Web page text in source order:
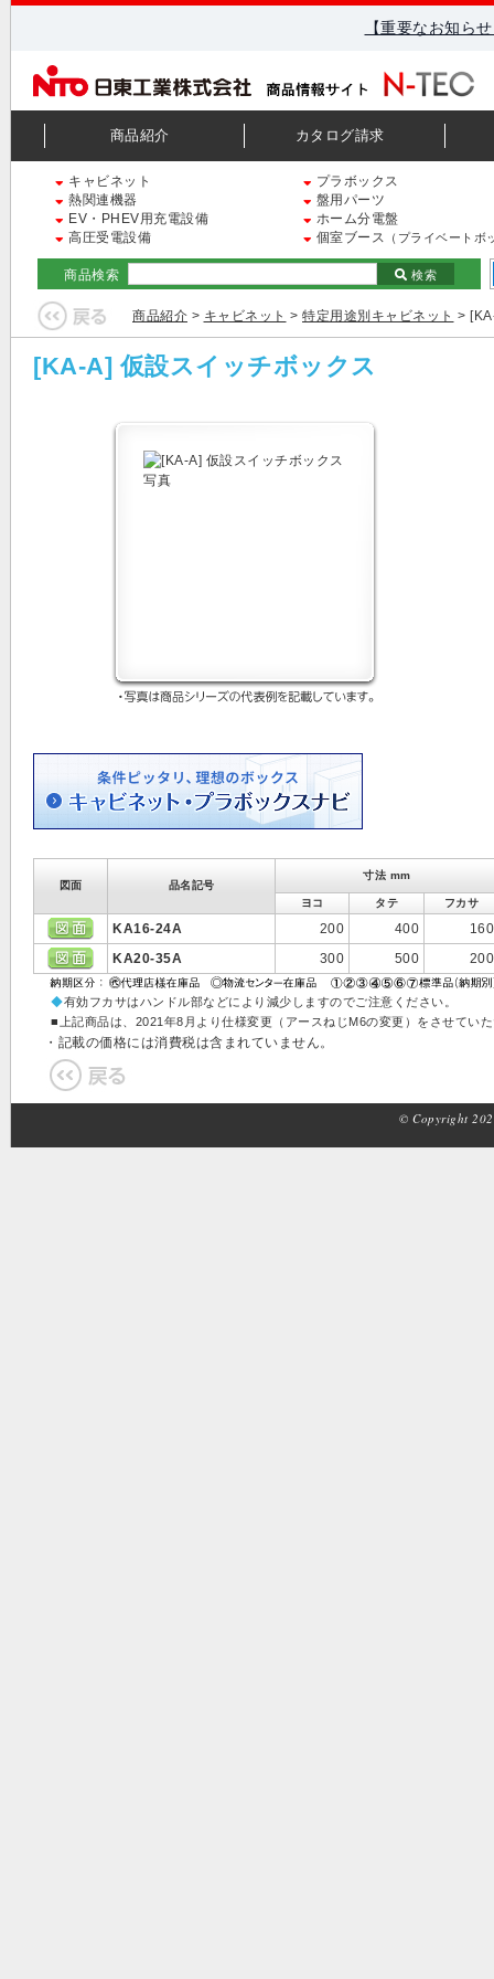
【重要なお知ら
商品紹介 カタログ請求
キャビネット
プラボックス
熱関連機器
盤用パーツ
EV・PHEV用充電設備
ホーム分電盤
高圧受電設備
個室ブース （プライベートボ
商品検索 検索
商品紹介 > キャビネット > 特定用途別キャビネット >
[KA-A] 仮設スイッチボックス
図面 品名記号
寸法 mm
ヨコ タテ フカサ
KA16-24A 200 400
160
KA20-35A
300 500 200
◆有効フカサはハンドル部などにより減少しますのでご注意ください。
■上記商品は、2021年8月より仕様変更（アースねじM6の変更）をさせてい
・記載の価格には消費税は含まれていません。
© Copyright